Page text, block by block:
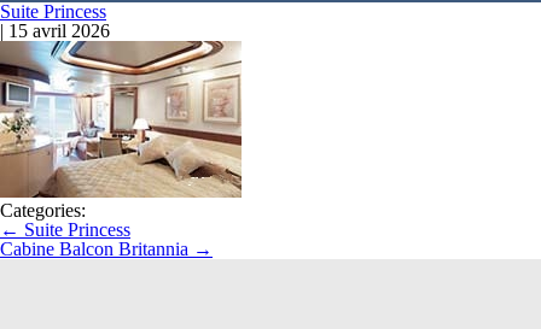
Suite Princess
| 15 avril 2026
Categories:
← Suite Princess
Cabine Balcon Britannia →